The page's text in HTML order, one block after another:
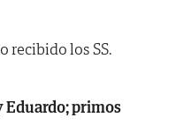
recibido los SS.
Eduardo; primos